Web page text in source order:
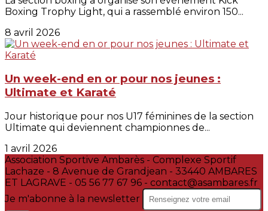
Boxing Trophy Light, qui a rassemblé environ 150...
8 avril 2026
Un week-end en or pour nos jeunes :
Ultimate et Karaté
Jour historique pour nos U17 féminines de la section
Ultimate qui deviennent championnes de...
1 avril 2026
Association Sportive Ambarès - Complexe Sportif
Lachaze - 8 Avenue de Grandjean - 33440 AMBARES
ET LAGRAVE - 05 56 77 67 96 - contact@asambares.fr
Je m'abonne à la newsletter